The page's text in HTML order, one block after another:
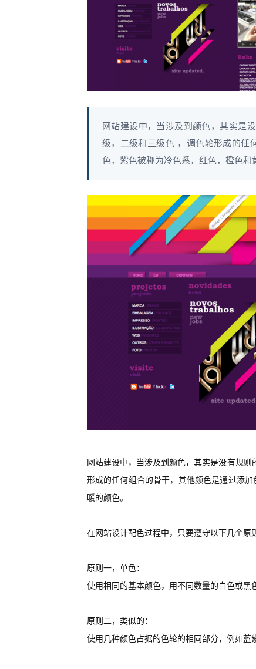
网站建设中，当涉及到颜色，其实是
级，二级和三级色 ，调色轮形成的任
色，紫色被称为冷色系，红色，橙色
网站建设中，当涉及到颜色，其实是没有规
形成的任何组合的骨干，其他颜色是通过添
暖的颜色。
在网站设计配色过程中，只要遵守以下几个原
原则一，单色：
使用相同的基本颜色，用不同数量的白色或黑
原则二，类似的：
使用几种颜色占据的色轮的相同部分，例如蓝